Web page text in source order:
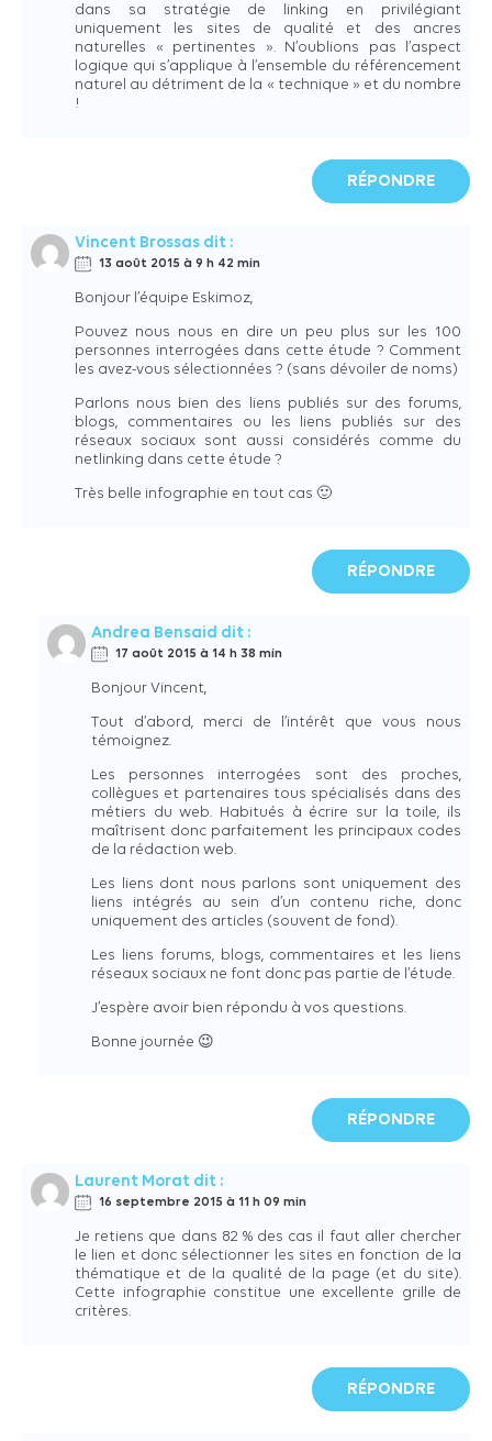
dans sa stratégie de linking en privilégiant
uniquement les sites de qualité et des ancres
naturelles « pertinentes ». N’oublions pas l’aspect
logique qui s’applique à l’ensemble du référencement
naturel au détriment de la « technique » et du nombre
!
RÉPONDRE
Vincent Brossas dit :
13 août 2015 à 9 h 42 min
Bonjour l’équipe Eskimoz,
Pouvez nous nous en dire un peu plus sur les 100
personnes interrogées dans cette étude ? Comment
les avez-vous sélectionnées ? (sans dévoiler de noms)
Parlons nous bien des liens publiés sur des forums,
blogs, commentaires ou les liens publiés sur des
réseaux sociaux sont aussi considérés comme du
netlinking dans cette étude ?
Très belle infographie en tout cas 🙂
RÉPONDRE
Andrea Bensaid dit :
17 août 2015 à 14 h 38 min
Bonjour Vincent,
Tout d’abord, merci de l’intérêt que vous nous
témoignez.
Les personnes interrogées sont des proches,
collègues et partenaires tous spécialisés dans des
métiers du web. Habitués à écrire sur la toile, ils
maîtrisent donc parfaitement les principaux codes
de la rédaction web.
Les liens dont nous parlons sont uniquement des
liens intégrés au sein d’un contenu riche, donc
uniquement des articles (souvent de fond).
Les liens forums, blogs, commentaires et les liens
réseaux sociaux ne font donc pas partie de l’étude.
J’espère avoir bien répondu à vos questions.
Bonne journée 😉
RÉPONDRE
Laurent Morat dit :
16 septembre 2015 à 11 h 09 min
Je retiens que dans 82 % des cas il faut aller chercher
le lien et donc sélectionner les sites en fonction de la
thématique et de la qualité de la page (et du site).
Cette infographie constitue une excellente grille de
critères.
RÉPONDRE